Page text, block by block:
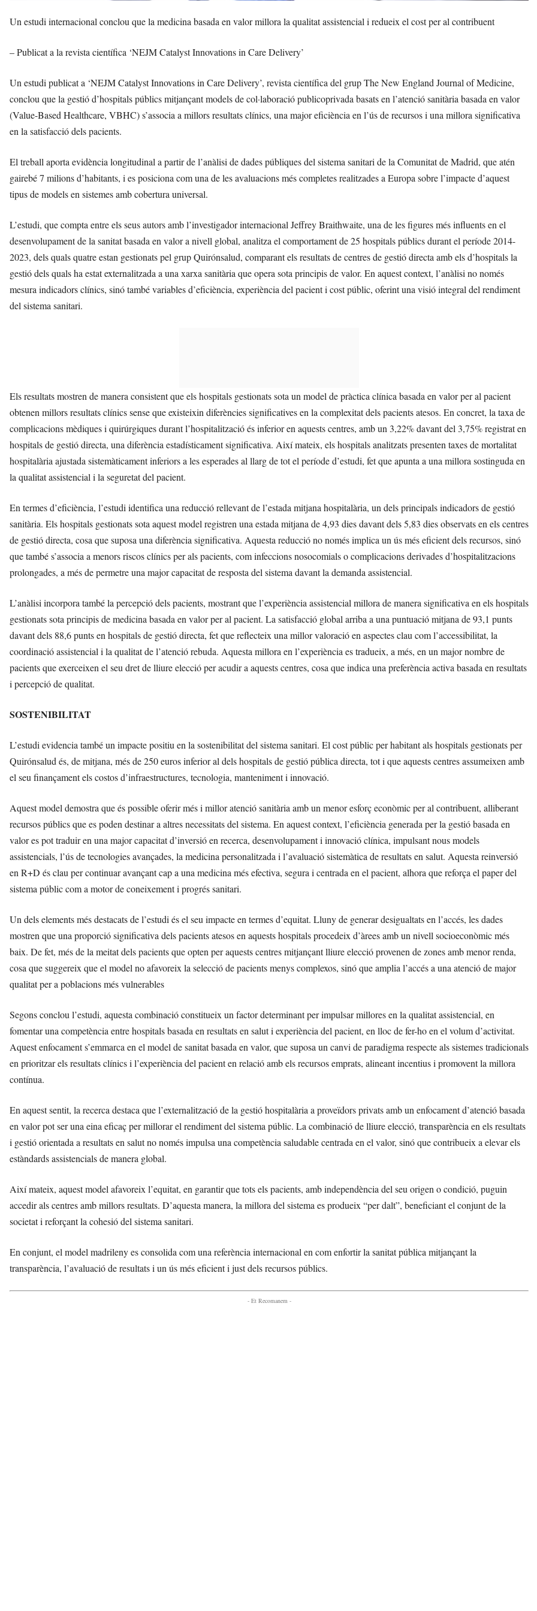
Un estudi internacional conclou que la medicina basada en valor millora la qualitat assistencial i redueix el cost per al contribuent
– Publicat a la revista científica ‘NEJM Catalyst Innovations in Care Delivery’
Un estudi publicat a ‘NEJM Catalyst Innovations in Care Delivery’, revista científica del grup The New England Journal of Medicine,
conclou que la gestió d’hospitals públics mitjançant models de col·laboració publicoprivada basats en l’atenció sanitària basada en valor
(Value-Based Healthcare, VBHC) s’associa a millors resultats clínics, una major eficiència en l’ús de recursos i una millora significativa
en la satisfacció dels pacients.
El treball aporta evidència longitudinal a partir de l’anàlisi de dades públiques del sistema sanitari de la Comunitat de Madrid, que atén
gairebé 7 milions d’habitants, i es posiciona com una de les avaluacions més completes realitzades a Europa sobre l’impacte d’aquest
tipus de models en sistemes amb cobertura universal.
L’estudi, que compta entre els seus autors amb l’investigador internacional Jeffrey Braithwaite, una de les figures més influents en el
desenvolupament de la sanitat basada en valor a nivell global, analitza el comportament de 25 hospitals públics durant el període 2014-
2023, dels quals quatre estan gestionats pel grup Quirónsalud, comparant els resultats de centres de gestió directa amb els d’hospitals la
gestió dels quals ha estat externalitzada a una xarxa sanitària que opera sota principis de valor. En aquest context, l’anàlisi no només
mesura indicadors clínics, sinó també variables d’eficiència, experiència del pacient i cost públic, oferint una visió integral del rendiment
del sistema sanitari.
Els resultats mostren de manera consistent que els hospitals gestionats sota un model de pràctica clínica basada en valor per al pacient
obtenen millors resultats clínics sense que existeixin diferències significatives en la complexitat dels pacients atesos. En concret, la taxa de
complicacions mèdiques i quirúrgiques durant l’hospitalització és inferior en aquests centres, amb un 3,22% davant del 3,75% registrat en
hospitals de gestió directa, una diferència estadísticament significativa. Així mateix, els hospitals analitzats presenten taxes de mortalitat
hospitalària ajustada sistemàticament inferiors a les esperades al llarg de tot el període d’estudi, fet que apunta a una millora sostinguda en
la qualitat assistencial i la seguretat del pacient.
En termes d’eficiència, l’estudi identifica una reducció rellevant de l’estada mitjana hospitalària, un dels principals indicadors de gestió
sanitària. Els hospitals gestionats sota aquest model registren una estada mitjana de 4,93 dies davant dels 5,83 dies observats en els centres
de gestió directa, cosa que suposa una diferència significativa. Aquesta reducció no només implica un ús més eficient dels recursos, sinó
que també s’associa a menors riscos clínics per als pacients, com infeccions nosocomials o complicacions derivades d’hospitalitzacions
prolongades, a més de permetre una major capacitat de resposta del sistema davant la demanda assistencial.
L’anàlisi incorpora també la percepció dels pacients, mostrant que l’experiència assistencial millora de manera significativa en els hospitals
gestionats sota principis de medicina basada en valor per al pacient. La satisfacció global arriba a una puntuació mitjana de 93,1 punts
davant dels 88,6 punts en hospitals de gestió directa, fet que reflecteix una millor valoració en aspectes clau com l’accessibilitat, la
coordinació assistencial i la qualitat de l’atenció rebuda. Aquesta millora en l’experiència es tradueix, a més, en un major nombre de
pacients que exerceixen el seu dret de lliure elecció per acudir a aquests centres, cosa que indica una preferència activa basada en resultats
i percepció de qualitat.
SOSTENIBILITAT
L’estudi evidencia també un impacte positiu en la sostenibilitat del sistema sanitari. El cost públic per habitant als hospitals gestionats per
Quirónsalud és, de mitjana, més de 250 euros inferior al dels hospitals de gestió pública directa, tot i que aquests centres assumeixen amb
el seu finançament els costos d’infraestructures, tecnologia, manteniment i innovació.
Aquest model demostra que és possible oferir més i millor atenció sanitària amb un menor esforç econòmic per al contribuent, alliberant
recursos públics que es poden destinar a altres necessitats del sistema. En aquest context, l’eficiència generada per la gestió basada en
valor es pot traduir en una major capacitat d’inversió en recerca, desenvolupament i innovació clínica, impulsant nous models
assistencials, l’ús de tecnologies avançades, la medicina personalitzada i l’avaluació sistemàtica de resultats en salut. Aquesta reinversió
en R+D és clau per continuar avançant cap a una medicina més efectiva, segura i centrada en el pacient, alhora que reforça el paper del
sistema públic com a motor de coneixement i progrés sanitari.
Un dels elements més destacats de l’estudi és el seu impacte en termes d’equitat. Lluny de generar desigualtats en l’accés, les dades
mostren que una proporció significativa dels pacients atesos en aquests hospitals procedeix d’àrees amb un nivell socioeconòmic més
baix. De fet, més de la meitat dels pacients que opten per aquests centres mitjançant lliure elecció provenen de zones amb menor renda,
cosa que suggereix que el model no afavoreix la selecció de pacients menys complexos, sinó que amplia l’accés a una atenció de major
qualitat per a poblacions més vulnerables
Segons conclou l’estudi, aquesta combinació constitueix un factor determinant per impulsar millores en la qualitat assistencial, en
fomentar una competència entre hospitals basada en resultats en salut i experiència del pacient, en lloc de fer-ho en el volum d’activitat.
Aquest enfocament s’emmarca en el model de sanitat basada en valor, que suposa un canvi de paradigma respecte als sistemes tradicionals
en prioritzar els resultats clínics i l’experiència del pacient en relació amb els recursos emprats, alineant incentius i promovent la millora
contínua.
En aquest sentit, la recerca destaca que l’externalització de la gestió hospitalària a proveïdors privats amb un enfocament d’atenció basada
en valor pot ser una eina eficaç per millorar el rendiment del sistema públic. La combinació de lliure elecció, transparència en els resultats
i gestió orientada a resultats en salut no només impulsa una competència saludable centrada en el valor, sinó que contribueix a elevar els
estàndards assistencials de manera global.
Així mateix, aquest model afavoreix l’equitat, en garantir que tots els pacients, amb independència del seu origen o condició, puguin
accedir als centres amb millors resultats. D’aquesta manera, la millora del sistema es produeix “per dalt”, beneficiant el conjunt de la
societat i reforçant la cohesió del sistema sanitari.
En conjunt, el model madrileny es consolida com una referència internacional en com enfortir la sanitat pública mitjançant la
transparència, l’avaluació de resultats i un ús més eficient i just dels recursos públics.
- Et Recomanem -